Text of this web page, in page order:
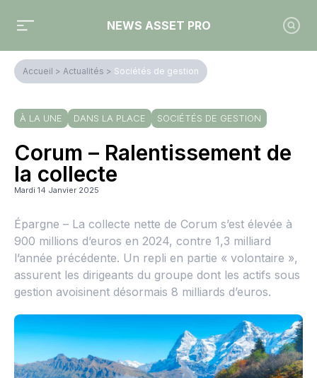
NEWS ASSET PRO
Accueil > Actualités > Sociétés de gestion
À LA UNE DANS LA PLACE SOCIÉTÉS DE GESTION
Corum – Ralentissement de
la collecte
Mardi 14 Janvier 2025
Épargne – La collecte nette de Corum s’est élevée à
900 millions d’euros en 2024, contre 1,3 milliard
l’année précédente. Un repli en partie « volontaire »,
assurent les dirigeants du groupe dont les actifs sous
gestion avoisinent désormais 8 milliards d’euros.